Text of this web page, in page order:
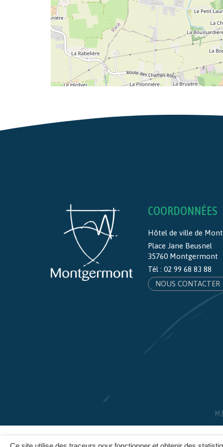
COORDONNÉES
Hôtel de ville de
Place Jane Beusnel
35760 Montgermont
Tél : 02 99 68 83 88
NOUS CONTACTER